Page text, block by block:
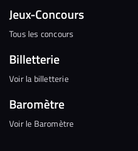
Jeux-Concours
Tous les concours
Billetterie
Voir la billetterie
Baromètre
Voir le Baromètre